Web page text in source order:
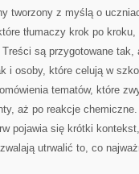
tworzony z myślą o
tłumaczy krok po
są przygotowane
i osoby, które celują w
tematów, które
aż po reakcje
pojawia się krótki
utrwalić to, co